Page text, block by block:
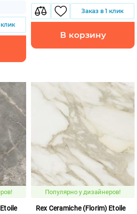
клик
Заказ в 1 клик
В корзину
Популярно у дизайнеров!
Rex Ceramiche (Florim) Etoile